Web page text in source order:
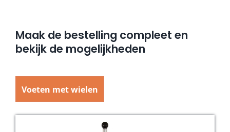
Maak de bestelling compleet en
bekijk de mogelijkheden
Voeten met wielen